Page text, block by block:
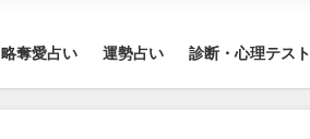
略奪愛占い 運勢占い 診断・心理テスト